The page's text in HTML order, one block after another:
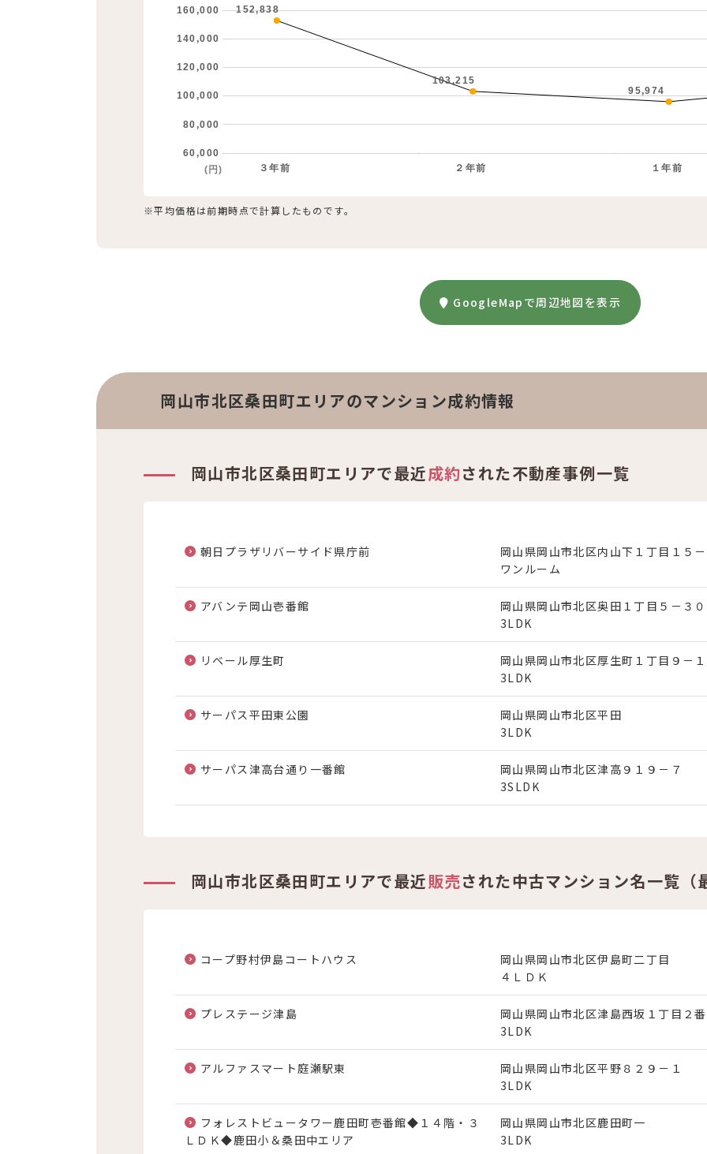
３年前 ２年前 １年前
60,000
80,000
100,000
120,000
140,000
160,000 152,838
103,215
95,974
(円)
※平均価格は前期時点で計算したものです。
GoogleMapで周辺地図を表示
岡山市北区桑田町エリアのマンション成約情報
岡山市北区桑田町エリアで最近成約された不動産事例一覧
朝日プラザリバーサイド県庁前
岡山県岡山市北区内山下１丁目１５
ワンルーム
アバンテ岡山壱番館
岡山県岡山市北区奥田１丁目５－３０
3LDK
リベール厚生町
岡山県岡山市北区厚生町１丁目９－
3LDK
サーパス平田東公園
岡山県岡山市北区平田
3LDK
サーパス津高台通り一番館
岡山県岡山市北区津高９１９－７
3SLDK
岡山市北区桑田町エリアで最近販売された中古マンション名一覧
コープ野村伊島コートハウス
岡山県岡山市北区伊島町二丁目
４ＬＤＫ
プレステージ津島
岡山県岡山市北区津島西坂１丁目２
3LDK
アルファスマート庭瀬駅東
岡山県岡山市北区平野８２９－１
3LDK
フォレストビュータワー鹿田町壱番館◆１４階・３
ＬＤＫ◆鹿田小＆桑田中エリア
岡山県岡山市北区鹿田町一
3LDK